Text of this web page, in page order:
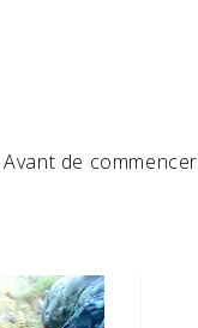
Avant de commencer